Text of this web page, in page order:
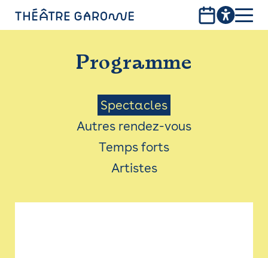
PROGRAMME
INFOS PRATIQUES
AVEC LES PUBLICS
ACCESSIBILITÉ
LES PRODUCTIONS
Programme
Menu
Saison
Spectacles
Autres rendez-vous
Temps forts
Artistes